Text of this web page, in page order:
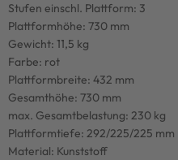
Stufen einschl. Plattform: 3
Plattformhöhe: 730 mm
Gewicht: 11,5 kg
Farbe: rot
Plattformbreite: 432 mm
Gesamthöhe: 730 mm
max. Gesamtbelastung: 230 kg
Plattformtiefe: 292/225/225 mm
Material: Kunststoff